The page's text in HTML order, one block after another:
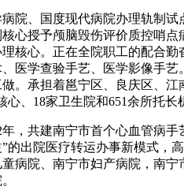
、国度现代病院办理轨制试
心授予颅脑毁伤评价质控哨
核心。正在全院职工的配合
医学查验手艺、医学影像手
。承担着邕宁区、良庆区、
心、18家卫生院和651余所托
共建南宁市首个心血管病手
的出院医疗转运办事新模式
病院、南宁市妇产病院，南